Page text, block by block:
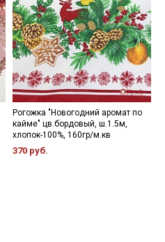
Рогожка "Новогодний аромат по
кайме" цв.бордовый, ш.1.5м,
хлопок-100%, 160гр/м.кв
370 руб.